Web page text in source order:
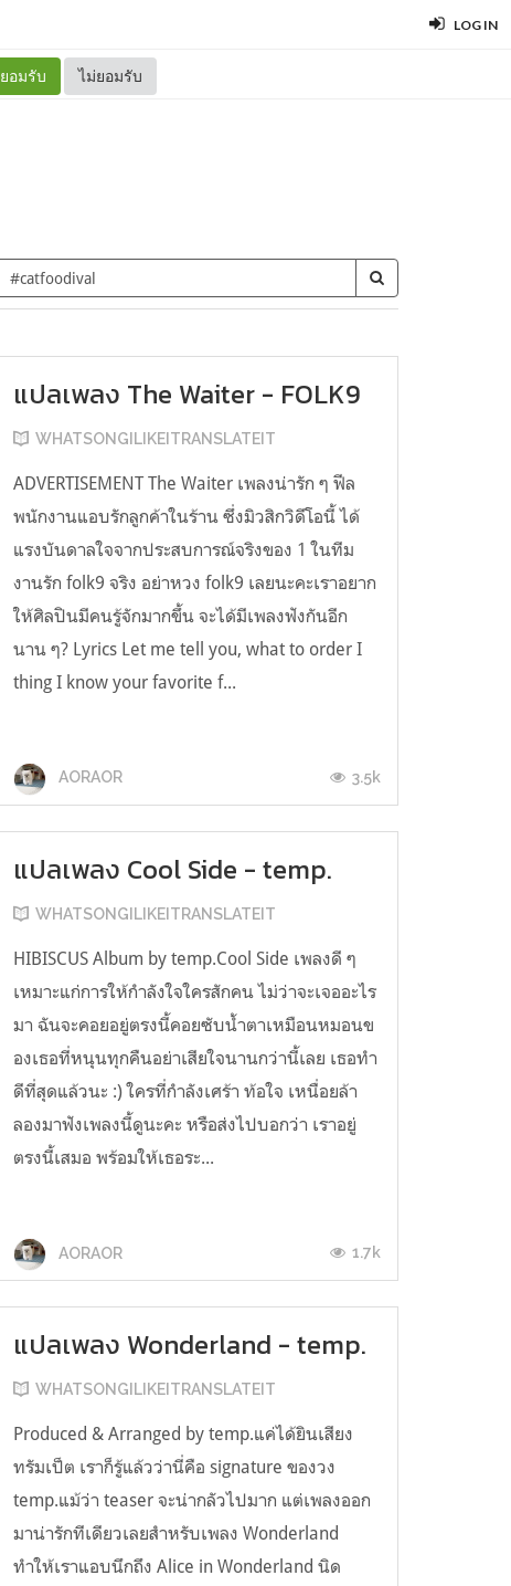
LOG IN
ยอมรับ ไม่ยอมรับ
แปลเพลง The Waiter - FOLK9
WHATSONGILIKEITRANSLATEIT
ADVERTISEMENT The Waiter เพลงน่ารัก ๆ ฟีล
พนักงานแอบรักลูกค้าในร้าน ซึ่งมิวสิกวิดีโอนี้ ได้
แรงบันดาลใจจากประสบการณ์จริงของ 1 ในทีม
งานรัก folk9 จริง อย่าหวง folk9 เลยนะคะเราอยาก
ให้ศิลปินมีคนรู้จักมากขึ้น จะได้มีเพลงฟังกันอีก
นาน ๆ? Lyrics Let me tell you, what to order I
thing I know your favorite f...
AORAOR 3.5k
แปลเพลง Cool Side - temp.
WHATSONGILIKEITRANSLATEIT
HIBISCUS Album by temp.Cool Side เพลงดี ๆ
เหมาะแก่การให้กำลังใจใครสักคน ไม่ว่าจะเจออะไร
มา ฉันจะคอยอยู่ตรงนี้คอยซับน้ำตาเหมือนหมอนข
องเธอที่หนุนทุกคืนอย่าเสียใจนานกว่านี้เลย เธอทำ
ดีที่สุดแล้วนะ :) ใครที่กำลังเศร้า ท้อใจ เหนื่อยล้า
ลองมาฟังเพลงนี้ดูนะคะ หรือส่งไปบอกว่า เราอยู่
ตรงนี้เสมอ พร้อมให้เธอระ...
AORAOR 1.7k
แปลเพลง Wonderland - temp.
WHATSONGILIKEITRANSLATEIT
Produced & Arranged by temp.แค่ได้ยินเสียง
ทรัมเป็ต เราก็รู้แล้วว่านี่คือ signature ของวง
temp.แม้ว่า teaser จะน่ากลัวไปมาก แต่เพลงออก
มาน่ารักทีเดียวเลยสำหรับเพลง Wonderland
ทำให้เราแอบนึกถึง Alice in Wonderland นิด